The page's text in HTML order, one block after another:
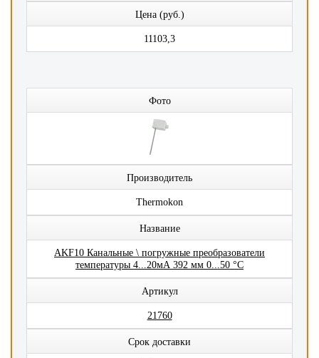
Цена (руб.)
11103,3
Фото
Производитель
Thermokon
Название
AKF10 Канальные \ погружные преобразователи
температуры 4...20мА 392 мм 0...50 °C
Артикул
21760
Срок доставки